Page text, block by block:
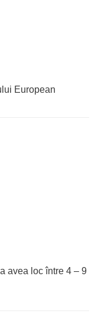
European
avea loc între 4 – 9